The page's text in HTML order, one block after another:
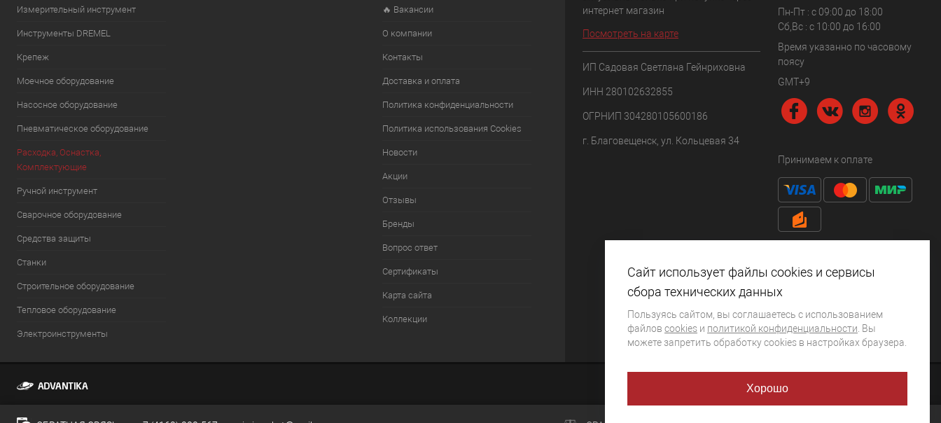
Измерительный инструмент
Инструменты DREMEL
Крепеж
Моечное оборудование
Насосное оборудование
Пневматическое оборудование
Расходка, Оснастка,
Комплектующие
Ручной инструмент
Сварочное оборудование
Средства защиты
Станки
Строительное оборудование
Тепловое оборудование
Электроинструменты
🔥 Вакансии
О компании
Контакты
Доставка и оплата
Политика конфиденциальности
Политика использования Cookies
Новости
Акции
Отзывы
Бренды
Вопрос ответ
Сертификаты
Карта сайта
Коллекции
интернет магазин
Посмотреть на карте
ИП Садовая Светлана Гейнриховна
ИНН 280102632855
ОГРНИП 304280105600186
г. Благовещенск, ул. Кольцевая 34
Пн-Пт : с 09:00 до 18:00
Сб,Вс : c 10:00 до 16:00
Время указанно по часовому
поясу
GMT+9
Принимаем к оплате
Сайт использует файлы cookies и сервисы
сбора технических данных
Пользуясь сайтом, вы соглашаетесь с использованием
файлов cookies и политикой конфиденциальности . Вы
можете запретить обработку сookies в настройках браузера.
Хорошо